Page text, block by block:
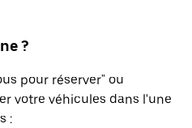
?
pour réserver" ou
votre véhicules dans l'une
: